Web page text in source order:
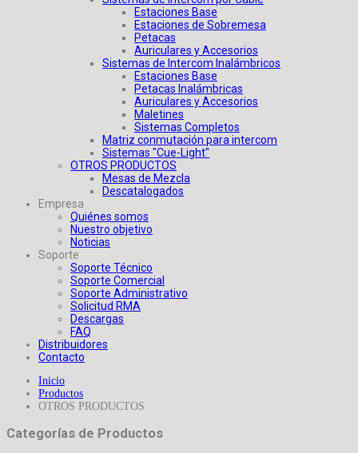
Estaciones Base
Estaciones de Sobremesa
Petacas
Auriculares y Accesorios
Sistemas de Intercom Inalámbricos
Estaciones Base
Petacas Inalámbricas
Auriculares y Accesorios
Maletines
Sistemas Completos
Matriz conmutación para intercom
Sistemas "Cue-Light"
OTROS PRODUCTOS
Mesas de Mezcla
Descatalogados
Empresa
Quiénes somos
Nuestro objetivo
Noticias
Soporte
Soporte Técnico
Soporte Comercial
Soporte Administrativo
Solicitud RMA
Descargas
FAQ
Distribuidores
Contacto
Inicio
Productos
OTROS PRODUCTOS
Categorías de Productos